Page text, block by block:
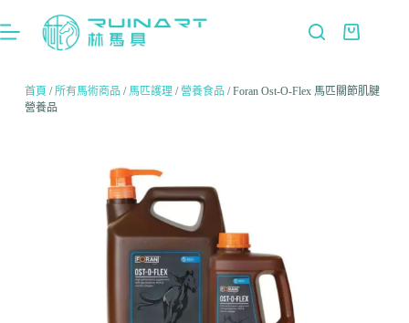
首頁 /所有馬術商品 / 馬匹護理/營養食品 / Foran Ost-O-Flex 馬匹關節肌腱
營養品